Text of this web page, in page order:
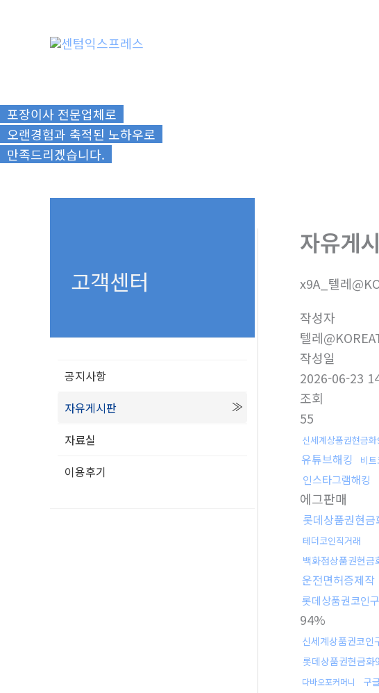
너
뛰
기
포장이사 전문업체로
오랜경험과 축적된 노하우로
만족드리겠습니다.
고객센터
공지사항
자유게시판
자료실
이용후기
자유게
x9A_텔레
작성자
텔레
작성일
2026-06-23
조회
55
신세계상품권현금
유튜브해킹 비
인스타그램해킹
에그판매
롯데상품권현
테더코인직거래
백화점상품권현금
운전면허증제작
롯데상품권코인
94%
신세계상품권코인
롯데상품권현금화
다바오포커머니
구